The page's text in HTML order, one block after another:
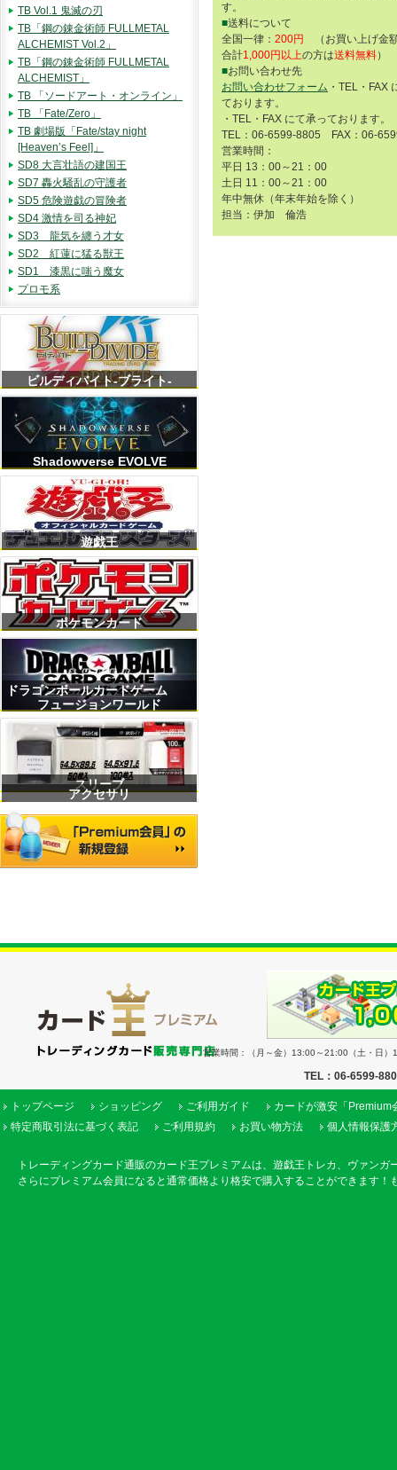
す。
■送料について
全国一律： 200円
（お買い上げ金
合計1,000円以上の方は送料無料）
■お問い合わせ先
お問い合わせフォーム ・TEL・FAX
ております。
・TEL・FAX にて承っております。
TEL：06-6599-8805 FAX：06-
営業時間：
平日 13：00～21：00
土日 11：00～21：00
年中無休（年末年始を除く）
担当：伊加 倫浩
TB Vol.1 鬼滅の刃
TB「鋼の錬金術師 FULLMETAL
ALCHEMIST Vol.2」
TB「鋼の錬金術師 FULLMETAL
ALCHEMIST」
TB 「ソードアート・オンライン」
TB 「Fate/Zero」
TB 劇場版「Fate/stay night
[Heaven’s Feel]」
SD8 大言壮語の建国王
SD7 轟火騒乱の守護者
SD5 危険遊戯の冒険者
SD4 激情を司る神妃
SD3 龍気を纏う才女
SD2 紅蓮に猛る獣王
SD1 漆黒に嗤う魔女
プロモ系
ビルディバイト-ブライト-
Shadowverse EVOLVE
遊戯王
ポケモンカード
ドラゴンボールカードゲーム
フュージョンワールド
スリーブ
アクセサリ
営業時間：（月～金）13:00～21:00（土・日
TEL：06-6599-
トップページ ショッピング ご利用ガイド
カードが激安「Premium
特定商取引法に基づく表記
ご利用規約 お買い物方法 個人情報保護
トレーディングカード通販のカード王プレミアムは、遊戯王トレカ、ヴァン
さらにプレミアム会員になると通常価格より格安で購入することができます